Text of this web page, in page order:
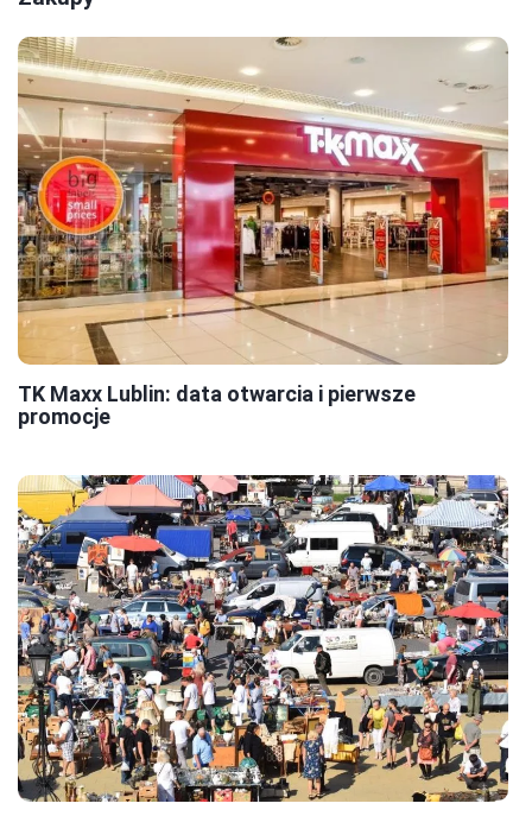
TK Maxx Lublin: data otwarcia i pierwsze
promocje